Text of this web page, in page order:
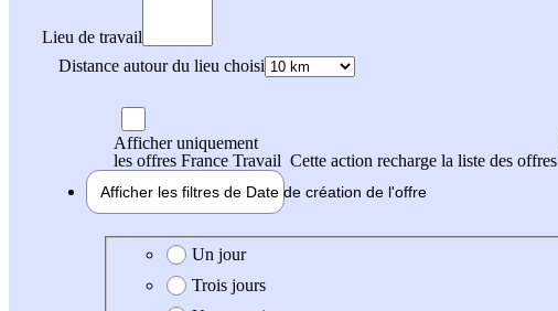
Lieu de travail
Distance autour du lieu choisi
Afficher uniquement
les offres France Travail Cette action recharge la liste des offres
Afficher les filtres de Date de création de l'offre
Date de création de l'offre
Un jour
Trois jours